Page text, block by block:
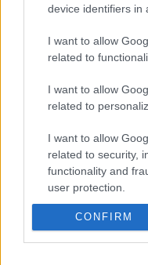
device identifiers in
I want to allow
related to
I want to allow
related to
I want to allow
related to security,
functionality and
user protection.
CONFIRM
Beregszászra a
helyzetének
amennyiben
kisebbséget
fennálló jog
Közben a
Magyar Péter
azzal a 11 ponttal,
ben terjesztett